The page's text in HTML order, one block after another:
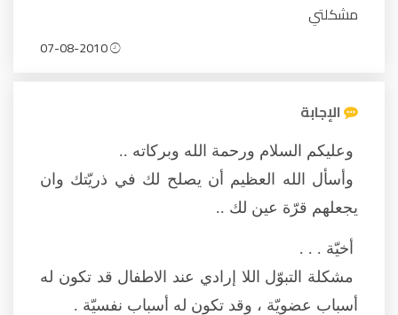
مشكلتي
الإجابة
وعليكم السلام ورحمة الله وبركاته ..
وأسأل الله العظيم أن يصلح لك في ذريّتك وان
يجعلهم قرّة عين لك ..
أخيّة . . .
مشكلة التبوّل اللا إرادي عند الاطفال قد تكون له
أسباب عضويّة ، وقد تكون له أسباب نفسيّة .